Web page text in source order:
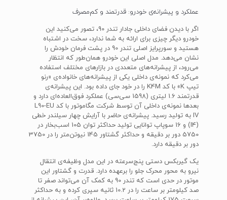
عملکرد و پیشرانه‌ی خودرو: قدرتمند و کم‌مصرف
اگر با دیدن فضای داخلی جادار تندر 90، تصور می‌کنید این
خودرو دیگر چیزی برای ارائه به شما ندارد، سخت در اشتباه
هستید و سورپرایز اصلی تندر 90 در پشت فرمان خودش را
نشان می‌دهد. مدل اصلی این خودرو همان‌طور که انتظار
می‌رود، از پیشرانه‌های متعددی در بازارهای مختلف استفاده
می‌کرد که نمونه‌ی داخلی یکی از پیشرانه‌های خانواده‌ی «رنو
تیپ K» با کد K4M را در خود جای داده بود. این پیشرانه‌ی
قدرتمند 1.6 لیتری (1598 سی‌سی) عملکرد فوق‌العاده‌ای دارد و
بعد‌ها نمونه‌ی داخلی آن توسط شرکت مگاموتور با کد L90-EU
IV به تولید رسید. پیشرانه‌ی حاضر با آرایش چهار سیلندر خطی
(I4) و 16 سوپاپ توانایی تولید حداکثر توان 105 اسب‌بخار در
5750 دور بر دقیقه و حداکثر گشتاور 145 نیوتن‌متر را در 3750
دور بر دقیقه دارد.
یک گیربکس دستی پنج‌سرعته در این مدل وظیفه‌ی انتقال
نیرو به محور محرک جلو را برعهده دارد. قدرت و گشتاور این
موتور در حدی است که تندر 90 به کمک آن می‌تواند صفر تا
صد کیلومتر بر ساعت را در 10.2 ثانیه سپری کرده و به حداکثر